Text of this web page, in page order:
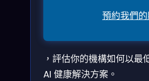
預約我們
，評估你的機構如何以最
AI 健康解決方案。